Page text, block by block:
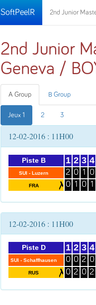
SoftPeelR 2nd Junior
2nd Junior
Geneva /
A Group B Group
Jeux 1 2 3
12-02-2016 : 11H00
Piste B
SUI - Luzern
FRA
1
2
0
2
0
1
3
1
0
4
0
1
12-02-2016 : 11H00
Piste D
SUI - Schaffhausen
RUS
1
0
0
2
0
2
3
2
0
4
0
2